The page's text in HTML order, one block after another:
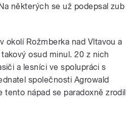
některých se už podepsal zub
okolí Rožmberka nad Vltavou a
osud minul. 20 z nich
a lesníci ve spolupráci s
společnosti Agrowald
tento nápad se paradoxně zrodil